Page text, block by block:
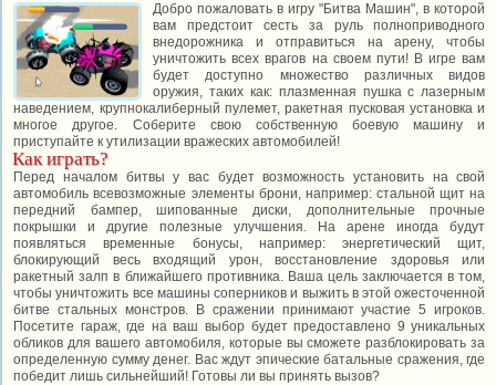
Добро пожаловать в игру "Битва Машин", в которой
вам предстоит сесть за руль полноприводного
внедорожника и отправиться на арену, чтобы
уничтожить всех врагов на своем пути! В игре вам
будет доступно множество различных видов
оружия, таких как: плазменная пушка с лазерным
наведением, крупнокалиберный пулемет, ракетная пусковая установка и
многое другое. Соберите свою собственную боевую машину и
приступайте к утилизации вражеских автомобилей!
Как играть?
Перед началом битвы у вас будет возможность установить на свой
автомобиль всевозможные элементы брони, например: стальной щит на
передний бампер, шипованные диски, дополнительные прочные
покрышки и другие полезные улучшения. На арене иногда будут
появляться временные бонусы, например: энергетический щит,
блокирующий весь входящий урон, восстановление здоровья или
ракетный залп в ближайшего противника. Ваша цель заключается в том,
чтобы уничтожить все машины соперников и выжить в этой ожесточенной
битве стальных монстров. В сражении принимают участие 5 игроков.
Посетите гараж, где на ваш выбор будет предоставлено 9 уникальных
обликов для вашего автомобиля, которые вы сможете разблокировать за
определенную сумму денег. Вас ждут эпические батальные сражения, где
победит лишь сильнейший! Готовы ли вы принять вызов?